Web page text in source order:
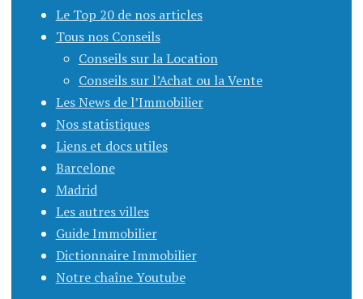
Le Top 20 de nos articles
Tous nos Conseils
Conseils sur la Location
Conseils sur l’Achat ou la Vente
Les News de l’Immobilier
Nos statistiques
Liens et docs utiles
Barcelone
Madrid
Les autres villes
Guide Immobilier
Dictionnaire Immobilier
Notre chaîne Youtube